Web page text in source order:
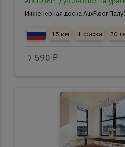
Инженерная доска AlixFloor
15 мм 4-фаска 20
7 590 ₽